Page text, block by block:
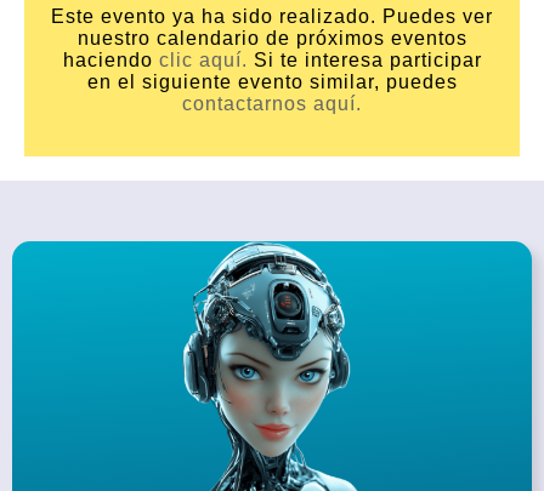
Este evento ya ha sido realizado. Puedes ver
nuestro calendario de próximos eventos
haciendo clic aquí. Si te interesa participar
en el siguiente evento similar, puedes
contactarnos aquí.